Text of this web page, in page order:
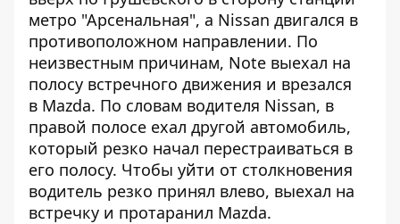
метро "Арсенальная", а Nissan двигался в
противоположном направлении. По
неизвестным причинам, Note выехал на
полосу встречного движения и врезался
в Mazda. По словам водителя Nissan, в
правой полосе ехал другой автомобиль,
который резко начал перестраиваться в
его полосу. Чтобы уйти от столкновения
водитель резко принял влево, выехал на
встречку и протаранил Mazda.